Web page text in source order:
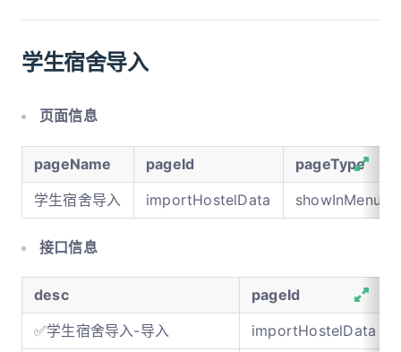
学生宿舍导入
页面信息
pageName pageId
pageType
学生宿舍导入
importHostelData showInMenu
接口信息
desc
pageId
✅学生宿舍导入-导入
importHostelData